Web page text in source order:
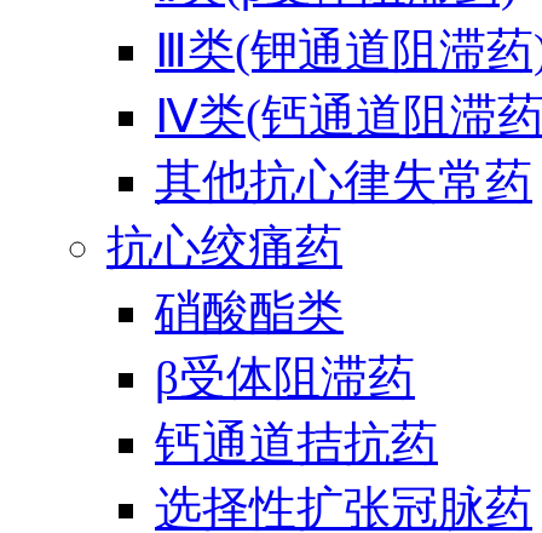
Ⅲ类(钾通道阻滞
Ⅳ类(钙通道阻滞
其他抗心律失常药
抗心绞痛药
硝酸酯类
β受体阻滞药
钙通道拮抗药
选择性扩张冠脉药